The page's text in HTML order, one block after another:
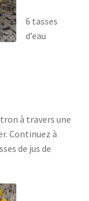
6 tasses
d’eau
à travers une
Continuez à
de jus de